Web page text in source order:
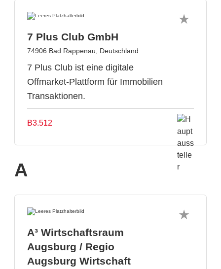
7 Plus Club GmbH
74906 Bad Rappenau, Deutschland
7 Plus Club ist eine digitale
Offmarket-Plattform für Immobilien
Transaktionen.
B3.512
A
A³ Wirtschaftsraum
Augsburg / Regio
Augsburg Wirtschaft